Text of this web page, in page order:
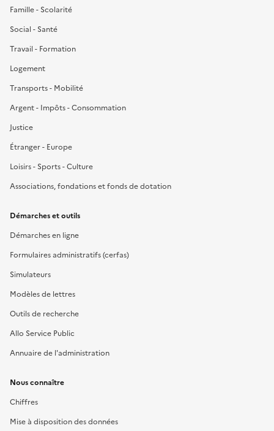
Famille - Scolarité
Social - Santé
Travail - Formation
Logement
Transports - Mobilité
Argent - Impôts - Consommation
Justice
Étranger - Europe
Loisirs - Sports - Culture
Associations, fondations et fonds de dotation
Démarches et outils
Démarches en ligne
Formulaires administratifs (cerfas)
Simulateurs
Modèles de lettres
Outils de recherche
Allo Service Public
Annuaire de l'administration
Nous connaître
Chiffres
Mise à disposition des données